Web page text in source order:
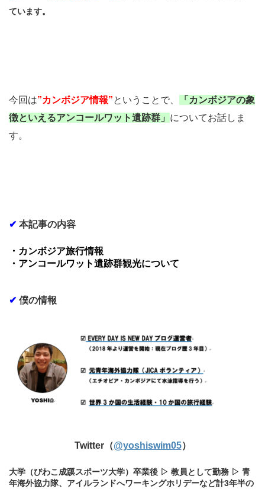
ています。
今回は”カンボジア情報”ということで、
「カンボジアの象
徴といえるアンコールワット遺跡群」 についてお話しま
す。
✔ 本記事の内容
・カンボジア旅行情報
・アンコールワット遺跡群観光について
✔ 僕の情報
Twitter（@yoshiswim05）
大学（びわこ成蹊スポーツ大学）卒業後 ▷ 教員として勤務 ▷ 青
年海外協力隊、アイルランドへワーキングホリデーなど計3年半の